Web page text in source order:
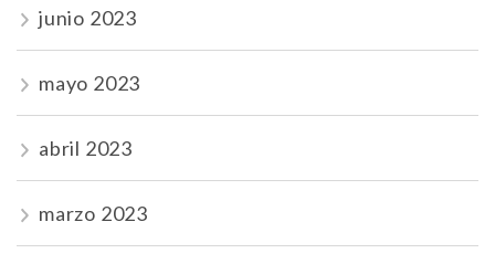
junio 2023
mayo 2023
abril 2023
marzo 2023